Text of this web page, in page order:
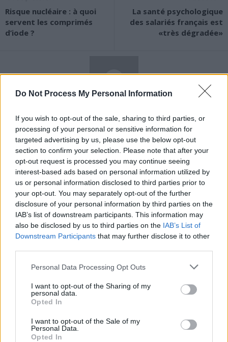
Do Not Process My Personal Information
If you wish to opt-out of the sale, sharing to third parties, or
processing of your personal or sensitive information for
targeted advertising by us, please use the below opt-out
section to confirm your selection. Please note that after your
opt-out request is processed you may continue seeing
interest-based ads based on personal information utilized by
us or personal information disclosed to third parties prior to
your opt-out. You may separately opt-out of the further
disclosure of your personal information by third parties on the
IAB’s list of downstream participants. This information may
also be disclosed by us to third parties on the IAB’s List of
Downstream Participants that may further disclose it to other
Personal Data Processing Opt Outs
I want to opt-out of the Sharing of my
personal data.
Opted In
I want to opt-out of the Sale of my
Personal Data.
Opted In
Risque nucléaire : à quoi
servent les comprimés
d’iode ?
La santé psychologique
des salariés français est
«très dégradée»
News Santé
https://news-sante.fr
ARTICLES CONNEXES
Canicule : les conseils
essentiels des
cardiologues pour
Santé
Éclipse du 12 août :
attention à la pénurie de
lunettes de sécurité
Un chewing-gum
révolutionnaire pour
combattre le cancer
Populaires
Médicament retiré en urgence pour risques graves et données falsifiées